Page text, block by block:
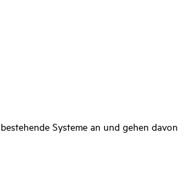
Systeme an und gehen davon